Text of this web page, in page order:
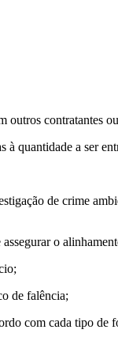
outros contratantes
à quantidade a ser
de crime
o
de falência;
com cada tipo de